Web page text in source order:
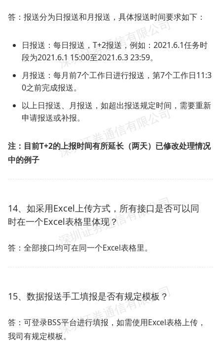
答：报送分为日报送和月报送，具体报送时间要求如下：
日报送：每日报送，T+2报送，例如：2021.6.1任务时
段为2021.6.1 15:00至2021.6.3 23:59。
月报送：每月前7个工作日进行报送，第7个工作日11:3
0之前完成报送。
以上日报送、月报送，如超出报送规定时间，需要重新
申请报送或补报。
注：目前T+2的上报时间有所延长（两天）已修改处理情况
中的例子
14、如采用Excel上传方式，所有接口是否可以同
时在一个Excel表格里体现？
答：全部接口均可在同一个Excel表格里。
15、数据报送手工填报是否有规定模板？
答：可登录BSS平台进行填报，如需使用Excel表格上传，
我司有规定模板。